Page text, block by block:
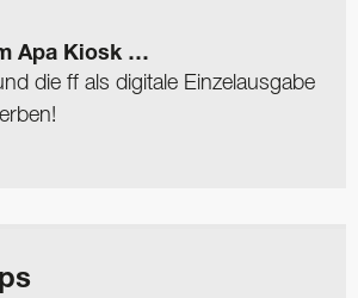
Apa Kiosk …
die ff als digitale Einzelausgabe